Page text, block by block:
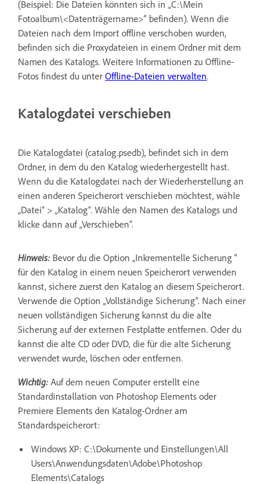
(Beispiel: Die Dateien könnten sich in „C:\Mein
Fotoalbum\<Datenträgername>“ befinden). Wenn die
Dateien nach dem Import offline verschoben wurden,
befinden sich die Proxydateien in einem Ordner mit dem
Namen des Katalogs. Weitere Informationen zu Offline-
Fotos findest du unter Offline-Dateien verwalten.
Katalogdatei verschieben
Die Katalogdatei (catalog.psedb), befindet sich in dem
Ordner, in dem du den Katalog wiederhergestellt hast.
Wenn du die Katalogdatei nach der Wiederherstellung an
einen anderen Speicherort verschieben möchtest, wähle
„Datei“ > „Katalog“. Wähle den Namen des Katalogs und
klicke dann auf „Verschieben“.
Hinweis: Bevor du die Option „Inkrementelle Sicherung “
für den Katalog in einem neuen Speicherort verwenden
kannst, sichere zuerst den Katalog an diesem Speicherort.
Verwende die Option „Vollständige Sicherung“. Nach einer
neuen vollständigen Sicherung kannst du die alte
Sicherung auf der externen Festplatte entfernen. Oder du
kannst die alte CD oder DVD, die für die alte Sicherung
verwendet wurde, löschen oder entfernen.
Wichtig: Auf dem neuen Computer erstellt eine
Standardinstallation von Photoshop Elements oder
Premiere Elements den Katalog-Ordner am
Standardspeicherort:
Windows XP: C:\Dokumente und Einstellungen\All
Users\Anwendungsdaten\Adobe\Photoshop
Elements\Catalogs